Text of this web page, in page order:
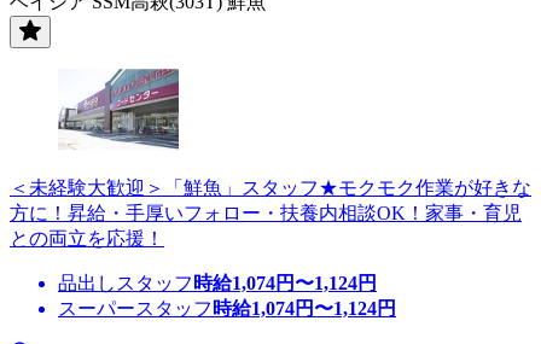
＜未経験大歓迎＞「鮮魚」スタッフ★モクモク作業が好きな
方に！昇給・手厚いフォロー・扶養内相談OK！家事・育児
との両立を応援！
品出しスタッフ 時給1,074円〜1,124円
スーパースタッフ 時給1,074円〜1,124円